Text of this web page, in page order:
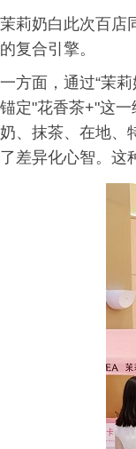
茉莉奶白此次百店
的复合引擎。
一方面，通过“茉
锚定"花香茶+"这
奶、抹茶、在地、
了差异化心智。这